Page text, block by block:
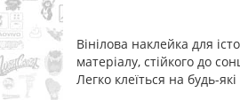
Вінілова наклейка для
матеріалу, стійкого до
Легко клеїться на будь-